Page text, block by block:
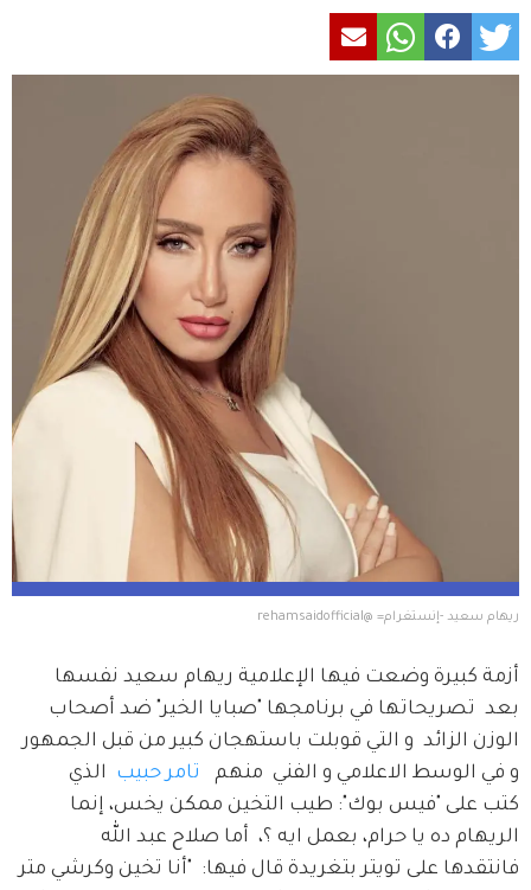
ريهام سعيد -إنستغرام= @rehamsaidofficial
أزمة كبيرة وضعت فيها الإعلامية ريهام سعيد نفسها
بعد  تصريحاتها في برنامجها "صبايا الخير" ضد أصحاب
الوزن الزائد  و التي قوبلت باستهجان كبير من قبل الجمهور
و في الوسط الاعلامي و الفني  منهم
تامر حبيب
الذي
كتب على "فيس بوك": طيب التخين ممكن يخس، إنما
الريهام ده يا حرام، بعمل ايه ؟،  أما صلاح عبد الله
فانتقدها على تويتر بتغريدة قال فيها:  "أنا تخين وكرشي متر